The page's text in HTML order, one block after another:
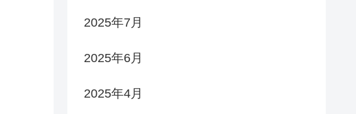
2025年7月
2025年6月
2025年4月